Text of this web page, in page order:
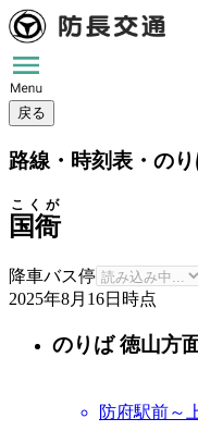
戻る
路線・時刻表・の
国衙
こくが
降車バス停
2025年8月16日 時点
のりば 徳山方
防府駅前